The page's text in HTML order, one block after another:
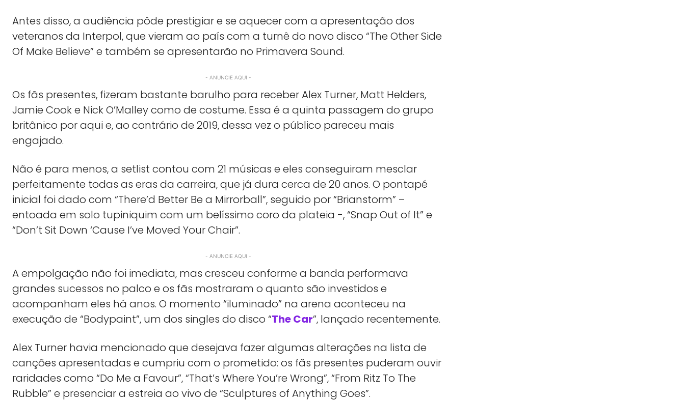
Antes disso, a audiência pôde prestigiar e se aquecer com a apresentação dos
veteranos da Interpol, que vieram ao país com a turnê do novo disco “The Other Side
Of Make Believe” e também se apresentarão no Primavera Sound.
- ANUNCIE AQUI -
Os fãs presentes, fizeram bastante barulho para receber Alex Turner, Matt Helders,
Jamie Cook e Nick O’Malley como de costume. Essa é a quinta passagem do grupo
britânico por aqui e, ao contrário de 2019, dessa vez o público pareceu mais
engajado.
Não é para menos, a setlist contou com 21 músicas e eles conseguiram mesclar
perfeitamente todas as eras da carreira, que já dura cerca de 20 anos. O pontapé
inicial foi dado com “There’d Better Be a Mirrorball”, seguido por “Brianstorm” –
entoada em solo tupiniquim com um belíssimo coro da plateia -, “Snap Out of It” e
“Don’t Sit Down ‘Cause I’ve Moved Your Chair”.
- ANUNCIE AQUI -
A empolgação não foi imediata, mas cresceu conforme a banda performava
grandes sucessos no palco e os fãs mostraram o quanto são investidos e
acompanham eles há anos. O momento “iluminado” na arena aconteceu na
execução de “Bodypaint”, um dos singles do disco “The Car”, lançado recentemente.
Alex Turner havia mencionado que desejava fazer algumas alterações na lista de
canções apresentadas e cumpriu com o prometido: os fãs presentes puderam ouvir
raridades como “Do Me a Favour”, “That’s Where You’re Wrong”, “From Ritz To The
Rubble” e presenciar a estreia ao vivo de “Sculptures of Anything Goes”.